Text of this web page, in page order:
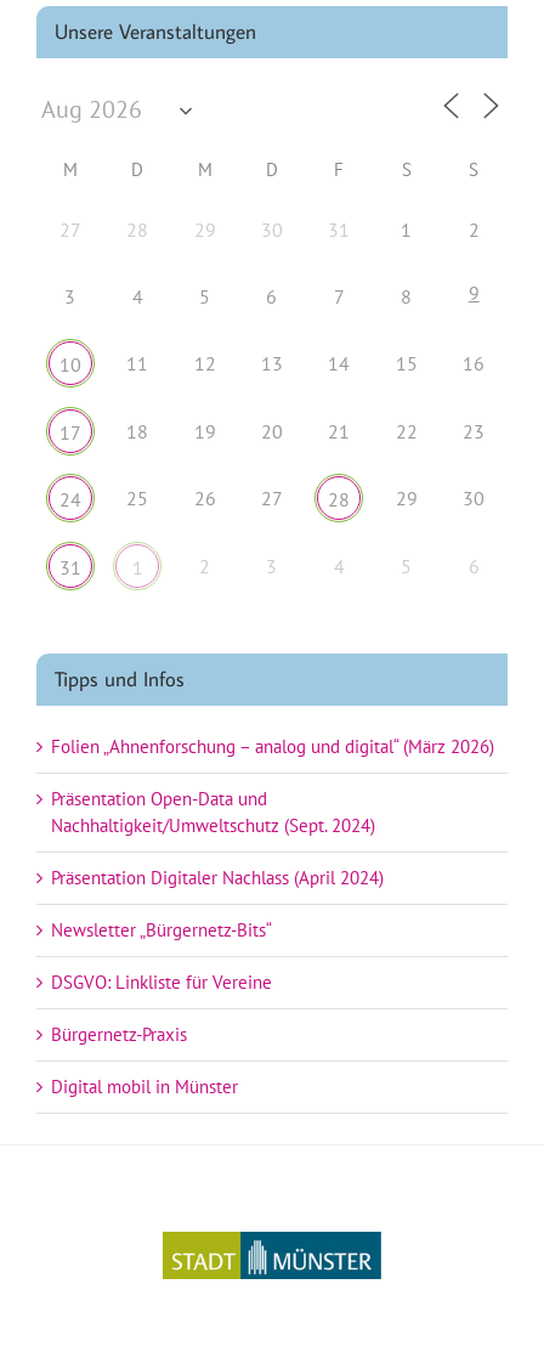
Unsere Veranstaltungen
M D M D F S S
27 28 29 30 31 1 2
3 4 5 6 7 8 9
10 11 12 13 14 15 16
17 18 19 20 21 22 23
24 25 26 27 28 29 30
31 1 2 3 4 5 6
Tipps und Infos
Folien „Ahnenforschung – analog und digital“ (März 2026)
Präsentation Open-Data und
Nachhaltigkeit/Umweltschutz (Sept. 2024)
Präsentation Digitaler Nachlass (April 2024)
Newsletter „Bürgernetz-Bits“
DSGVO: Linkliste für Vereine
Bürgernetz-Praxis
Digital mobil in Münster